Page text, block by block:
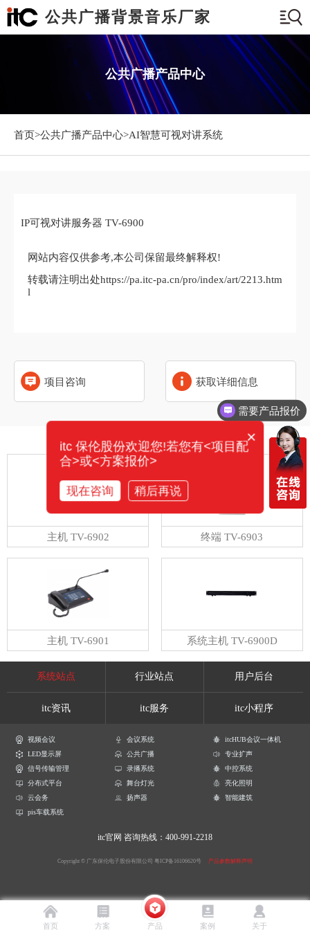
公共广播背景音乐厂家
公共广播产品中心
首页>公共广播产品中心>AI智慧可视对讲系统
IP可视对讲服务器 TV-6900
网站内容仅供参考,本公司保留最终解释权!
转载请注明出处https://pa.itc-pa.cn/pro/index/art/2213.htm
l
项目咨询 获取详细信息
相关产品
主机 TV-6902 终端 TV-6903
主机 TV-6901 系统主机 TV-6900D
系统站点 行业站点 用户后台
itc资讯 itc服务 itc小程序
视频会议 会议系统
itcHUB会议一体机
LED显示屏
公共广播
专业扩声
信号传输管理
录播系统
中控系统
分布式平台
舞台灯光
亮化照明
云会务
扬声器
智能建筑
pis车载系统
itc官网 咨询热线：400-991-2218
Copyright © 广东保伦电子股份有限公司 粤ICP备16106620号 产品参数解释声明
首页 方案 产品 案例 关于
需要产品报价
×
itc 保伦股份欢迎您!若您有<项目配
合>或<方案报价>
现在咨询 稍后再说